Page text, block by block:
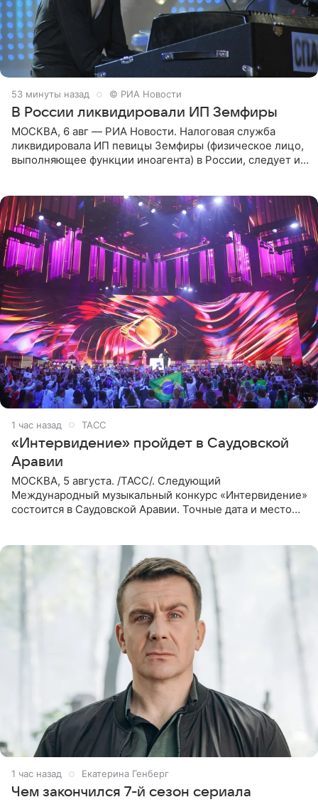
53 минуты назад © РИА Новости
В России ликвидировали ИП Земфиры
МОСКВА, 6 авг — РИА Новости. Налоговая служба
ликвидировала ИП певицы Земфиры (физическое лицо,
выполняющее функции иноагента) в России, следует из
1 час назад ТАСС
«Интервидение» пройдет в Саудовской
Аравии
МОСКВА, 5 августа. /ТАСС/. Следующий
Международный музыкальный конкурс «Интервидение»
состоится в Саудовской Аравии. Точные дата и место
1 час назад Екатерина Генберг
Чем закончился 7-й сезон сериала